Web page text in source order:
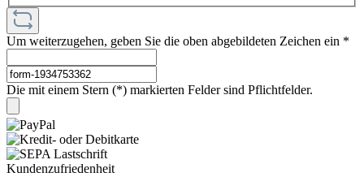
Um weiterzugehen, geben Sie die oben abgebildeten Zeichen ein *
Die mit einem Stern (*) markierten Felder sind Pflichtfelder.
Kundenzufriedenheit